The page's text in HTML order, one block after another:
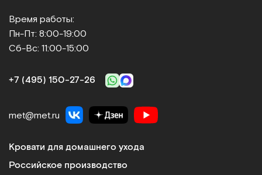
Время работы:
Пн-Пт: 8:00-19:00
Сб-Вс: 11:00-15:00
+7 (495) 150‑27‑26
met@met.ru
Кровати для домашнего ухода
Российское производство